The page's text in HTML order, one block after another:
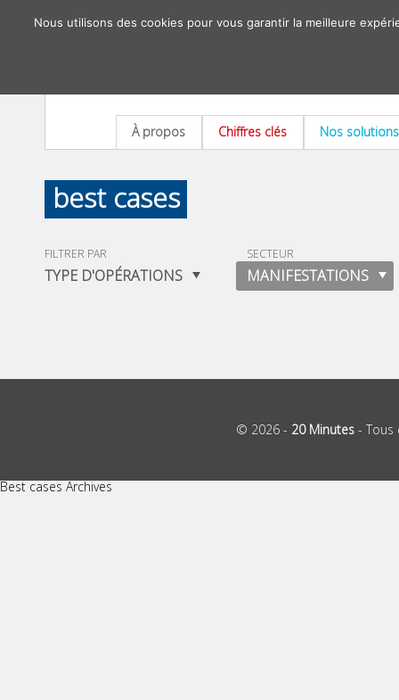
À propos Chiffres clés Nos solutions
best cases
FILTRER PAR
TYPE D'OPÉRATIONS
SECTEUR
MANIFESTATIONS
© 2026 - 20 Minutes -
Nous utilisons des cookies pour vous garantir la meilleure
Best cases Archives